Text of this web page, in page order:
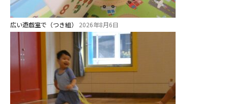
広い遊戯室で（つき組） 2026年8月6日
お知らせ
今日の幼稚園
園児募集要項